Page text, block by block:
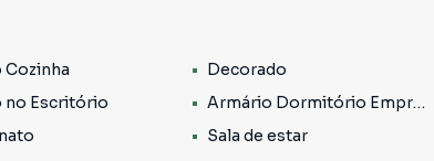
por um ambiente espaçoso e bem iluminado. Com
para você e sua família desfrutarem. Os três quartos,
conforto, enquanto a sala para dois ambientes é
Decorado
no Escritório
Armário Dormitório Empregada
Sala de estar